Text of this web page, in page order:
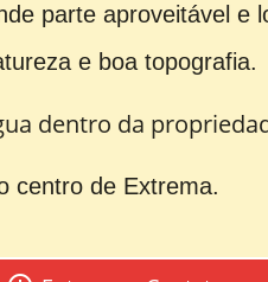
parte aproveitável e
e boa topografia.
dentro da
centro de Extrema.